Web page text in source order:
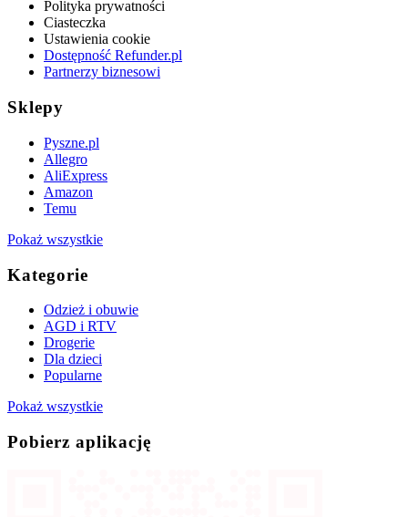
Polityka prywatności
Ciasteczka
Ustawienia cookie
Dostępność Refunder.pl
Partnerzy biznesowi
Sklepy
Pyszne.pl
Allegro
AliExpress
Amazon
Temu
Pokaż wszystkie
Kategorie
Odzież i obuwie
AGD i RTV
Drogerie
Dla dzieci
Popularne
Pokaż wszystkie
Pobierz aplikację